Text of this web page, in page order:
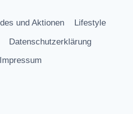
POMMES
FRITES
und Aktionen
Lifestyle
Datenschutzerklärung
Impressum